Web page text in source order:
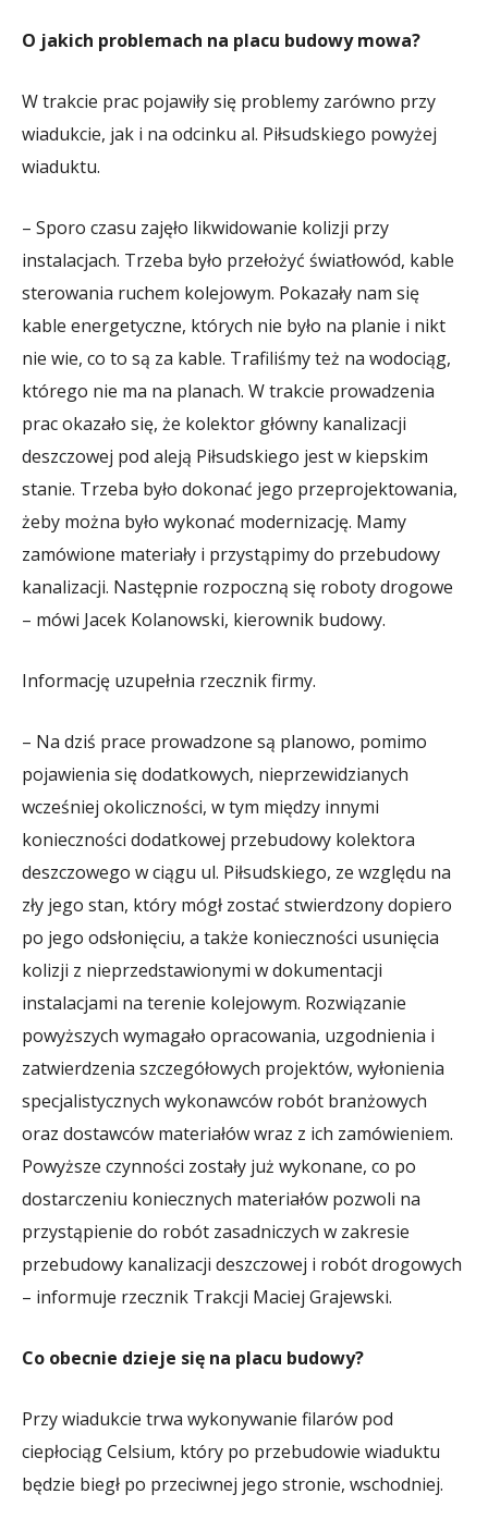
O jakich problemach na placu budowy mowa?
W trakcie prac pojawiły się problemy zarówno przy
wiadukcie, jak i na odcinku al. Piłsudskiego powyżej
wiaduktu.
– Sporo czasu zajęło likwidowanie kolizji przy
instalacjach. Trzeba było przełożyć światłowód, kable
sterowania ruchem kolejowym. Pokazały nam się
kable energetyczne, których nie było na planie i nikt
nie wie, co to są za kable. Trafiliśmy też na wodociąg,
którego nie ma na planach. W trakcie prowadzenia
prac okazało się, że kolektor główny kanalizacji
deszczowej pod aleją Piłsudskiego jest w kiepskim
stanie. Trzeba było dokonać jego przeprojektowania,
żeby można było wykonać modernizację. Mamy
zamówione materiały i przystąpimy do przebudowy
kanalizacji. Następnie rozpoczną się roboty drogowe
– mówi Jacek Kolanowski, kierownik budowy.
Informację uzupełnia rzecznik firmy.
– Na dziś prace prowadzone są planowo, pomimo
pojawienia się dodatkowych, nieprzewidzianych
wcześniej okoliczności, w tym między innymi
konieczności dodatkowej przebudowy kolektora
deszczowego w ciągu ul. Piłsudskiego, ze względu na
zły jego stan, który mógł zostać stwierdzony dopiero
po jego odsłonięciu, a także konieczności usunięcia
kolizji z nieprzedstawionymi w dokumentacji
instalacjami na terenie kolejowym. Rozwiązanie
powyższych wymagało opracowania, uzgodnienia i
zatwierdzenia szczegółowych projektów, wyłonienia
specjalistycznych wykonawców robót branżowych
oraz dostawców materiałów wraz z ich zamówieniem.
Powyższe czynności zostały już wykonane, co po
dostarczeniu koniecznych materiałów pozwoli na
przystąpienie do robót zasadniczych w zakresie
przebudowy kanalizacji deszczowej i robót drogowych
– informuje rzecznik Trakcji Maciej Grajewski.
Co obecnie dzieje się na placu budowy?
Przy wiadukcie trwa wykonywanie filarów pod
ciepłociąg Celsium, który po przebudowie wiaduktu
będzie biegł po przeciwnej jego stronie, wschodniej.